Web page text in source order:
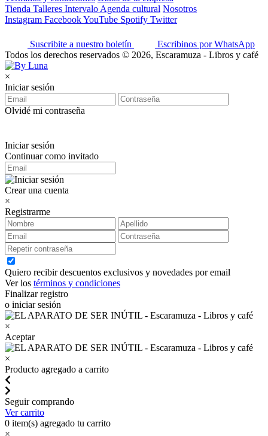
Tienda Talleres Intervalo Agenda cultural Nosotros
Instagram FacebookYouTube Spotify Twitter
Suscribite a nuestro boletín
Escribinos por WhatsApp
Todos los derechos reservados © 2026, Escaramuza - Libros y café
×
Iniciar sesión
Olvidé mi contraseña
Iniciar sesión
Continuar como invitado
Crear una cuenta
×
Registrarme
Quiero recibir descuentos exclusivos y novedades por email
Ver los términos y condiciones
Finalizar registro
o iniciar sesión
×
Aceptar
×
Producto agregado a carrito
Seguir comprando
Ver carrito
0 item(s) agregado tu carrito
×